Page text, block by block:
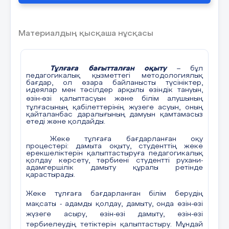
өзгерісінде, қоғам икемді, шығармашыл,
бағдарлы білім беру – бұл қоғамның байлану
жүйе. Икемді азаматтарды тәрбиелеу
Қоғамның өзгермелі талаптарына сай, жаңа
міндеттерге тез бейімделе алатын, заманауи
білімді ұрпақ тәрбиелеу – басты мақсаттардың
бірі. Шығармашыл әлеуеттердін дамыту Жаңа
заманның бәсекеге қабілетті, инновациялық
ойлау сәндігін ұрпаққа жеткізу және оларда
ізденімпа здықты құру. Ұлттық құндылықтарды
сақтау Білім мен тәрбиенің бірлігін қамтамасыз
ете отырып, ұлттық даму мәдениеті мен
құндылықтарын жас ұрпаққа жеткізу маңызды.
Ынамды азаматтарды құру Өз пікірін сенімді
түрде айта алатын, қоғамға пайдалы үлесін
қосатын, әділ және сын тұрғысынан ойлай
білетін азаматтарды қалыптастыру қажет
Қоғамдық дамудың негізі балалық шақтан
саласында балалардың ішкі әлеуетін толық
ашуға бағытталған жұмыстар жүргізілуі тиіс.
Бұл тек сараланған әдістер жиынтығы емес,
балалық шақтан белсенді, дербес, өз
құндылықтарын қалыптастыра алатын ұлт
Материалдың қысқаша нұсқасы
Тұлғаға бағытталған оқыту– бұл
педагогикалық қызметтегі методологиялық
бағдар, ол өзара байланысты түсініктер,
идеялар мен тәсілдер арқылы өзіндік тануын,
өзін-өзі қалыптасуын және білім алушының
тұлғасының қабілеттерінің жүзеге асуын, оның
қайталанбас даралығының дамуын қамтамасыз
етеді және қолдайды.
Жеке тұлғаға бағдарланған оқу
процестері: дамыта оқыту, студенттің жеке
ерекшеліктерін қалыптастыруға педагогикалық
қолдау көрсету, тәрбиені студентті рухани-
адамгершілік дамыту құралы ретінде
қарастырады.
Жеке тұлғаға бағдарланған білім берудің
мақсаты - адамды қолдау, дамыту, онда өзін-өзі
жүзеге асыру, өзін-өзі дамыту, өзін-өзі
тәрбиелеудің тетіктерін қалыптастыру. Мұндай